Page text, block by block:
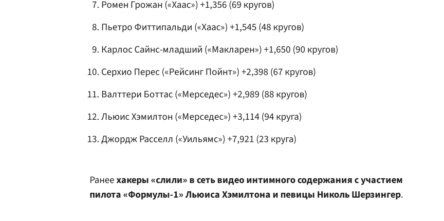
Ромен Грожан («Хаас») +1,356 (69 кругов)
Пьетро Фиттипальди («Хаас») +1,545 (48 кругов)
Карлос Сайнс-младший («Макларен») +1,650 (90 кругов)
Серхио Перес(«Рейсинг Пойнт») +2,398 (67 кругов)
Валттери Боттас («Мерседес») +2,989 (88 кругов)
Льюис Хэмилтон («Мерседес») +3,114 (94 круга)
Джордж Расселл («Уильямс») +7,921 (23 круга)
Ранеехакеры «слили» в сеть видео интимного содержания с участием
пилота «Формулы-1»Льюиса Хэмилтона и певицы Николь Шерзингер.